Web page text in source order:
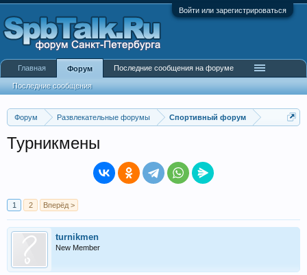
Войти или зарегистрироваться
Форум Развлекательные форумы Спортивный форум
Турникмены
1 2 Вперёд >
turnikmen
New Member
Главная Форум
Последние сообщения
Последние сообщения на форуме